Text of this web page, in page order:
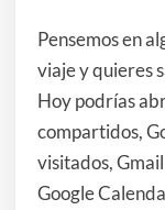
Pensemos en
viaje y quieres
Hoy podrías
compartidos,
visitados,
Google